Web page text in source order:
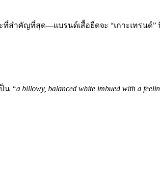
ที่สำคัญที่สุด—แบรนด์เสื้อยืดจะ “เกาะเทรนด์
น “a billowy, balanced white imbued with a